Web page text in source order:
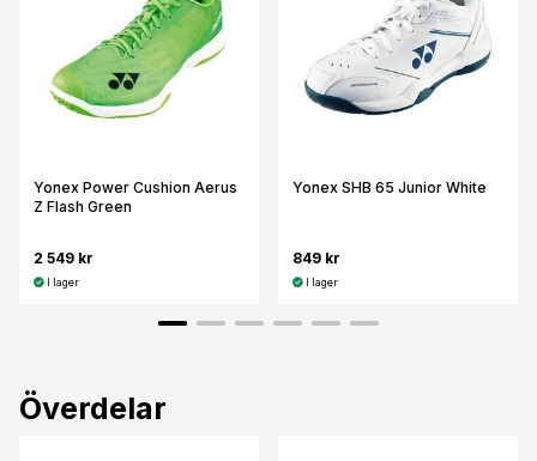
Yonex Power Cushion Aerus
Z Flash Green
2 549 kr
I lager
Yonex SHB 65 Junior White
849 kr
I lager
Överdelar